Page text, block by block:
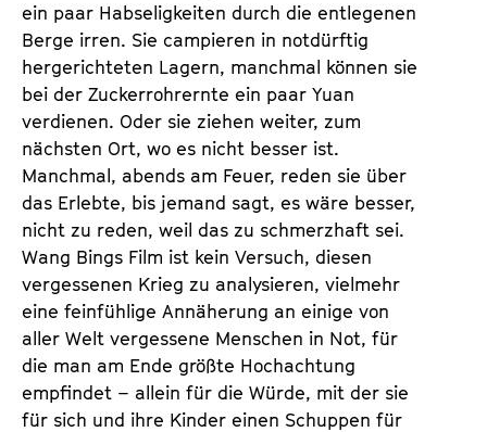
ein paar Habseligkeiten durch die entlegenen
Berge irren. Sie campieren in notdürftig
hergerichteten Lagern, manchmal können sie
bei der Zuckerrohrernte ein paar Yuan
verdienen. Oder sie ziehen weiter, zum
nächsten Ort, wo es nicht besser ist.
Manchmal, abends am Feuer, reden sie über
das Erlebte, bis jemand sagt, es wäre besser,
nicht zu reden, weil das zu schmerzhaft sei.
Wang Bings Film ist kein Versuch, diesen
vergessenen Krieg zu analysieren, vielmehr
eine feinfühlige Annäherung an einige von
aller Welt vergessene Menschen in Not, für
die man am Ende größte Hochachtung
empfindet – allein für die Würde, mit der sie
für sich und ihre Kinder einen Schuppen für